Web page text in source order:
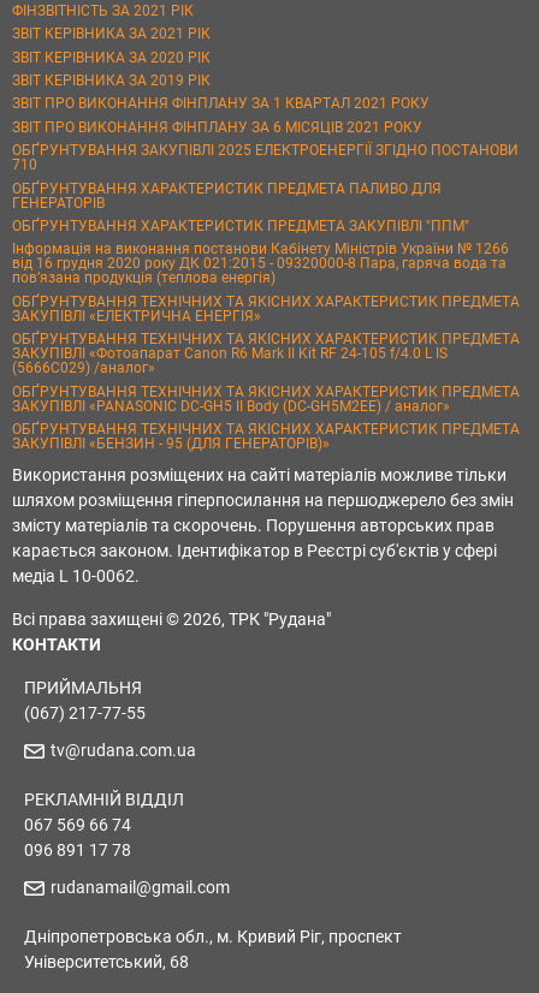
ФІНЗВІТНІСТЬ ЗА 2021 РІК
ЗВІТ КЕРІВНИКА ЗА 2021 РІК
ЗВІТ КЕРІВНИКА ЗА 2020 РІК
ЗВІТ КЕРІВНИКА ЗА 2019 РІК
ЗВІТ ПРО ВИКОНАННЯ ФІНПЛАНУ ЗА 1 КВАРТАЛ 2021 РОКУ
ЗВІТ ПРО ВИКОНАННЯ ФІНПЛАНУ ЗА 6 МІСЯЦІВ 2021 РОКУ
ОБҐРУНТУВАННЯ ЗАКУПІВЛІ 2025 ЕЛЕКТРОЕНЕРГІЇ ЗГІДНО ПОСТАНОВИ
710
ОБҐРУНТУВАННЯ ХАРАКТЕРИСТИК ПРЕДМЕТА ПАЛИВО ДЛЯ
ГЕНЕРАТОРІВ
ОБҐРУНТУВАННЯ ХАРАКТЕРИСТИК ПРЕДМЕТА ЗАКУПІВЛІ "ППМ"
Інформація на виконання постанови Кабінету Міністрів України № 1266
від 16 грудня 2020 року ДК 021:2015 - 09320000-8 Пара, гаряча вода та
пов’язана продукція (теплова енергія)
ОБҐРУНТУВАННЯ ТЕХНІЧНИХ ТА ЯКІСНИХ ХАРАКТЕРИСТИК ПРЕДМЕТА
ЗАКУПІВЛІ «ЕЛЕКТРИЧНА ЕНЕРГІЯ»
ОБҐРУНТУВАННЯ ТЕХНІЧНИХ ТА ЯКІСНИХ ХАРАКТЕРИСТИК ПРЕДМЕТА
ЗАКУПІВЛІ «Фотоапарат Canon R6 Mark II Kit RF 24-105 f/4.0 L IS
(5666C029) /аналог»
ОБҐРУНТУВАННЯ ТЕХНІЧНИХ ТА ЯКІСНИХ ХАРАКТЕРИСТИК ПРЕДМЕТА
ЗАКУПІВЛІ «PANASONIC DC-GH5 II Body (DC-GH5M2EE) / аналог»
ОБҐРУНТУВАННЯ ТЕХНІЧНИХ ТА ЯКІСНИХ ХАРАКТЕРИСТИК ПРЕДМЕТА
ЗАКУПІВЛІ «БЕНЗИН - 95 (ДЛЯ ГЕНЕРАТОРІВ)»
Використання розміщених на сайті матеріалів можливе тільки
шляхом розміщення гіперпосилання на першоджерело без змін
змісту матеріалів та скорочень. Порушення авторських прав
карається законом. Ідентифікатор в Реєстрі суб'єктів у сфері
медіа L 10-0062.
Всі права захищені © 2026, ТРК "Рудана"
КОНТАКТИ
ПРИЙМАЛЬНЯ
(067) 217-77-55
tv@rudana.com.ua
РЕКЛАМНІЙ ВІДДІЛ
067 569 66 74
096 891 17 78
rudanamail@gmail.com
Дніпропетровська обл., м. Кривий Ріг, проспект
Університетський, 68